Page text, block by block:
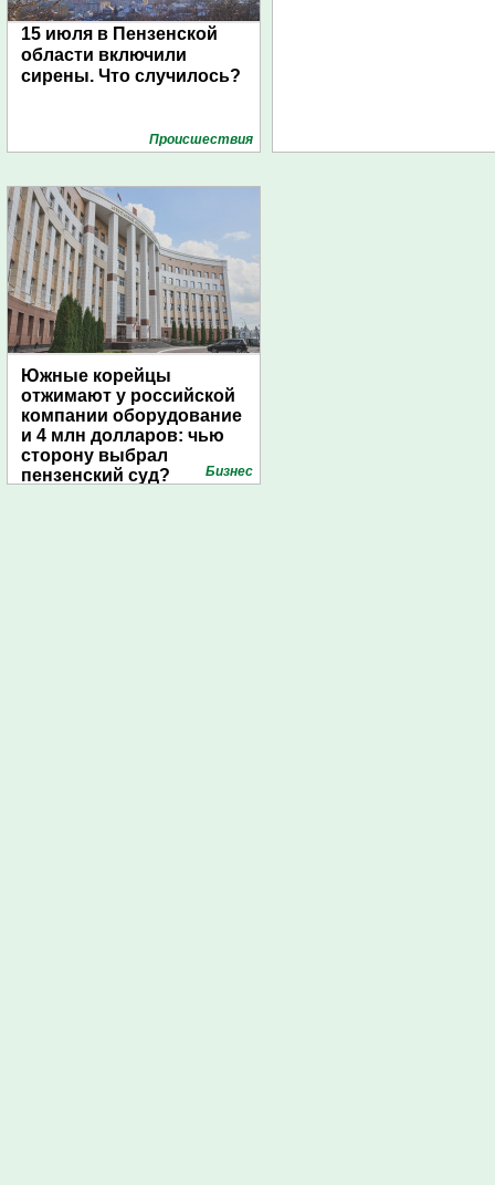
15 июля в Пензенской
области включили
сирены. Что случилось?
Проиcшествия
Южные корейцы
отжимают у российской
компании оборудование
и 4 млн долларов: чью
сторону выбрал
пензенский суд?
Бизнес